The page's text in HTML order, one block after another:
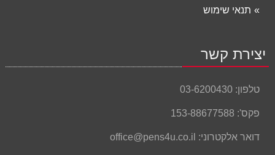
תנאי שימוש
יצירת קשר
טלפון: 03-6200430
פקס': 153-88677588
דואר אלקטרוני: office@pens4u.co.il